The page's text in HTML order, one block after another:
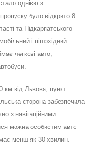
однією з
було відкрито 8
та Підкарпатського
і пішохідний
легкові авто,
км від Львова, пункт
сторона забезпечила
з навігаційними
можна особистим авто
менш як 30 хвилин.